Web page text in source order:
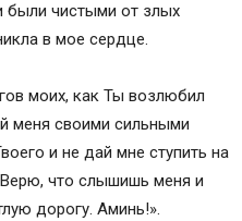
были чистыми от злых
в мое сердце.
моих, как Ты возлюбил
меня своими сильными
и не дай мне ступить на
что слышишь меня и
дорогу. Аминь!».